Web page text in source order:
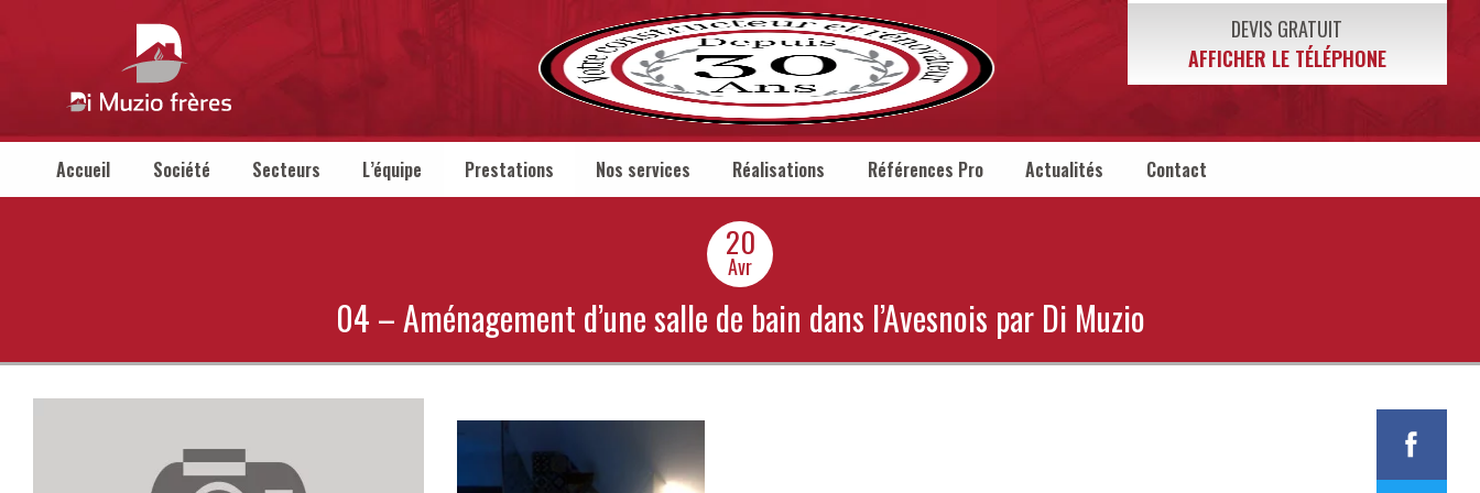
DEVIS GRATUIT
AFFICHER LE TÉLÉPHONE
Accueil Société Secteurs L’équipe Prestations Nos services Réalisations Références Pro Actualités Contact
20
Avr
04 – Aménagement d’une salle de bain dans l’Avesnois par Di Muzio